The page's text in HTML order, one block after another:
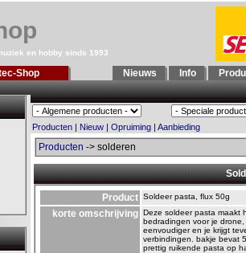
en hobby sinds 1993
Shop Nieuws Info
Producten | Nieuw | Opruiming | Aanbieding
Producten -> solderen
Product Soldeer pasta, flux 50g
korte omschrijving Deze soldeer pasta maakt
bedradingen voor je
eenvoudiger en je krijgt
verbindingen. bakje bevat
prettig ruikende pasta op